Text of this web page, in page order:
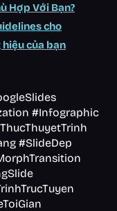
Hợp Với Bạn?
cho
của bạn
#Infographic
#SlideDep